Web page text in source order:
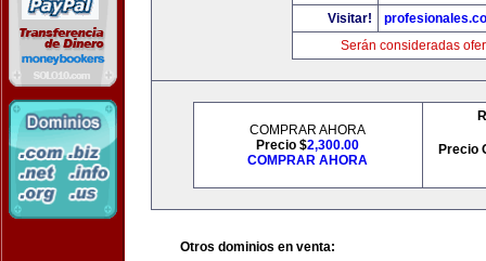
Visitar!
Serán consideradas
COMPRAR AHORA
Precio $2,300.00
COMPRAR AHORA
Precio
Otros dominios en venta: